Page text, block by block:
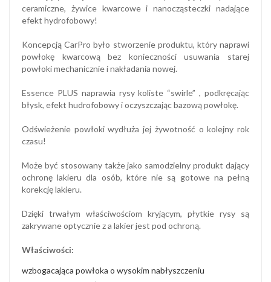
ceramiczne, żywice kwarcowe i nanocząsteczki nadające
efekt hydrofobowy!
Koncepcją CarPro było stworzenie produktu, który naprawi
powłokę kwarcową bez konieczności usuwania starej
powłoki mechanicznie i nakładania nowej.
Essence PLUS naprawia rysy koliste “swirle” , podkręcając
błysk, efekt hudrofobowy i oczyszczając bazową powłokę.
Odświeżenie powłoki wydłuża jej żywotność o kolejny rok
czasu!
Może być stosowany także jako samodzielny produkt dający
ochronę lakieru dla osób, które nie są gotowe na pełną
korekcję lakieru.
Dzięki trwałym właściwościom kryjącym, płytkie rysy są
zakrywane optycznie z a lakier jest pod ochroną.
Właściwości:
wzbogacająca powłoka o wysokim nabłyszczeniu